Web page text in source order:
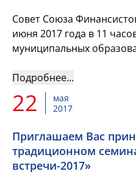
Совет Союза
июня 2017 года в 11
муниципальных
Подробнее…
22
мая
2017
Приглашаем Вас
традиционном
встречи-2017»